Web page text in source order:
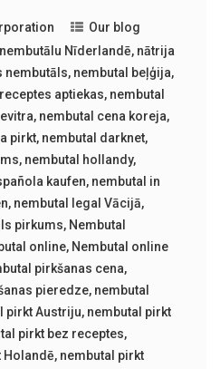
Our blog
Nīderlandē, nātrija
nembutāls, nembutal beļģija,
aptiekas, nembutal
, nembutal cena koreja,
pirkt, nembutal darknet,
, nembutal hollandy,
kaufen, nembutal in
, nembutal legal Vācijā,
pirkums, Nembutal
online, Nembutal online
pirkšanas cena,
pieredze, nembutal
pirkt Austriju, nembutal pirkt
pirkt bez receptes,
Holandē, nembutal pirkt